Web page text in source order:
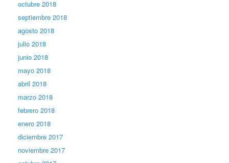
octubre 2018
septiembre 2018
agosto 2018
julio 2018
junio 2018
mayo 2018
abril 2018
marzo 2018
febrero 2018
enero 2018
diciembre 2017
noviembre 2017